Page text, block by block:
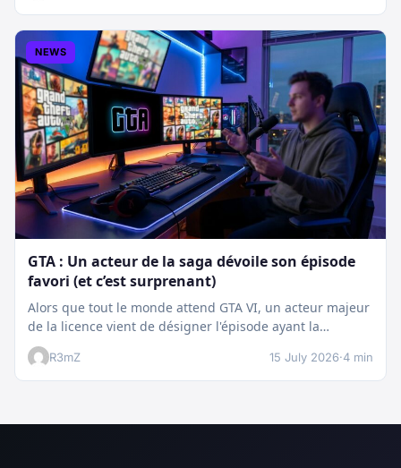
NEWS
GTA : Un acteur de la saga dévoile son épisode
favori (et c’est surprenant)
Alors que tout le monde attend GTA VI, un acteur majeur
de la licence vient de désigner l'épisode ayant la…
R3mZ 15 July 2026·4 min